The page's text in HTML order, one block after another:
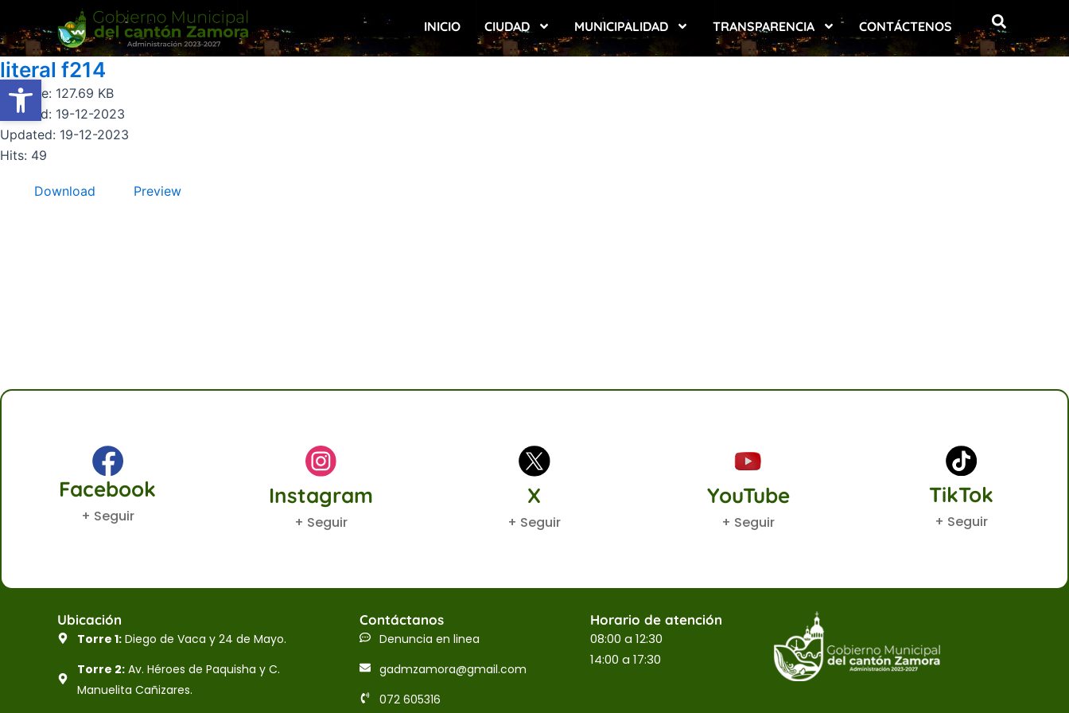
Abrir barra de herramientas
al
contenido
INICIO CIUDAD MUNICIPALIDAD TRANSPARENCIA CONTÁCTENOS
literal f214
File size: 127.69 KB
Created: 19-12-2023
Updated: 19-12-2023
Hits: 49
Download Preview
Facebook
+ Seguir
Instagram
+ Seguir
X
+ Seguir
YouTube
+ Seguir
TikTok
+ Seguir
Ubicación
Torre 1:Diego de Vaca y 24 de Mayo.
Torre 2:Av. Héroes de Paquisha y C.
Manuelita Cañizares.
Contáctanos
Denuncia en linea
gadmzamora@gmail.com
072 605316
Horario de atención
08:00 a 12:30
14:00 a 17:30
Abrir barra de herramientas